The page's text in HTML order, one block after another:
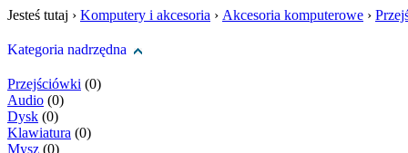
Jesteś tutaj › Komputery i akcesoria › Akcesoria komputerowe ›
Kategoria nadrzędna
Przejściówki (0)
Audio (0)
Dysk (0)
Klawiatura (0)
Mysz (0)